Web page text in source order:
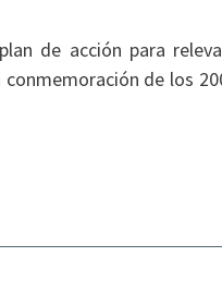
de acción para
de los